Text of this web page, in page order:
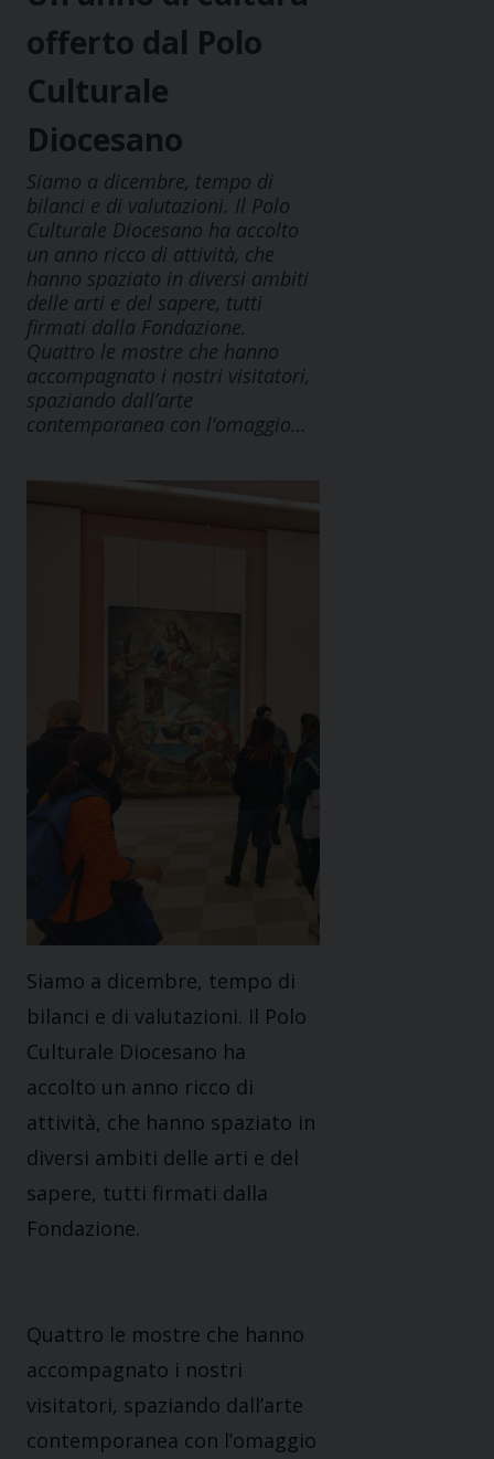
offerto dal Polo
Culturale
Diocesano
Siamo a dicembre, tempo di
bilanci e di valutazioni. Il Polo
Culturale Diocesano ha accolto
un anno ricco di attività, che
hanno spaziato in diversi ambiti
delle arti e del sapere, tutti
firmati dalla Fondazione.
Quattro le mostre che hanno
accompagnato i nostri visitatori,
spaziando dall’arte
contemporanea con l’omaggio…
Siamo a dicembre, tempo di
bilanci e di valutazioni. Il Polo
Culturale Diocesano ha
accolto un anno ricco di
attività, che hanno spaziato in
diversi ambiti delle arti e del
sapere, tutti firmati dalla
Fondazione.
Quattro le mostre che hanno
accompagnato i nostri
visitatori, spaziando dall’arte
contemporanea con l’omaggio